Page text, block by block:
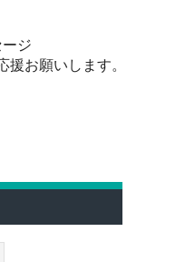
ジ
お願いします。